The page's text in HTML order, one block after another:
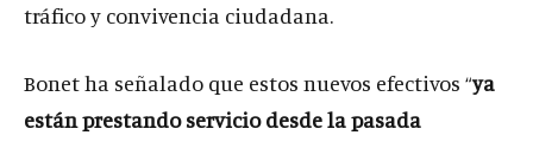
tráfico y convivencia ciudadana.
Bonet ha señalado que estos nuevos efectivos “ya
están prestando servicio desde la pasada